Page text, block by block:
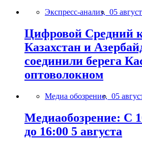
Экспресс-анализ, 05
Цифровой Средний
Казахстан и
соединили берега
оптоволокном
Медиа обозрение, 05
Медиаобозрение: С
до 16:00 5 августа